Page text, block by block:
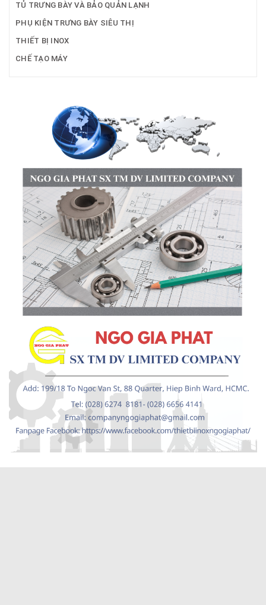
TỦ TRƯNG BÀY VÀ BẢO QUẢN LẠNH
PHỤ KIỆN TRƯNG BÀY SIÊU THỊ
THIẾT BỊ INOX
CHẾ TẠO MÁY